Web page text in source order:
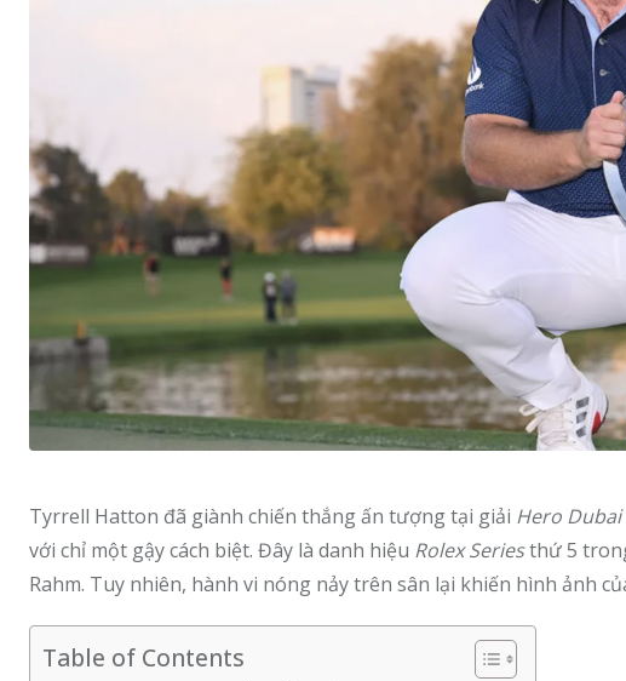
Tyrrell Hatton đã giành chiến thắng ấn tượng tại giải Hero Dubai
với chỉ một gậy cách biệt. Đây là danh hiệu Rolex Seriesthứ 5
Rahm. Tuy nhiên, hành vi nóng nảy trên sân lại khiến hình ảnh
Table of Contents